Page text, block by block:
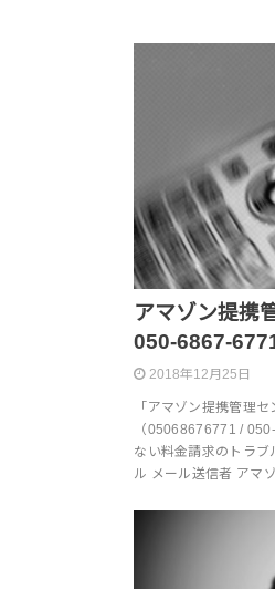
アマゾン提携
050-6867-
2018年12月25日
「アマゾン提携管理
（05068676771 /
ない料金請求のトラブ
ル メール送信者 アマ